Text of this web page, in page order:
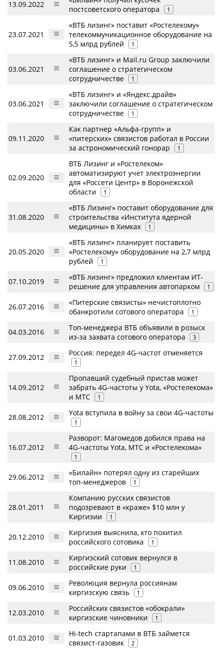
13.09.2022
постсоветского оператора
1
23.07.2021
«ВТБ лизинг» поставит «Ростелекому»
телекоммуникационное оборудование на
5,5 млрд рублей
1
03.06.2021
«ВТБ лизинг» и Mail.ru Group заключили
соглашение о стратегическом
сотрудничестве
1
03.06.2021
«ВТБ лизинг» и «Яндекс.драйв»
заключили соглашение о стратегическом
сотрудничестве
1
09.11.2020
Как партнер «Альфа-групп» и
«питерских» связистов работал в России
за астрономический гонорар
1
02.09.2020
ВТБ Лизинг и «Ростелеком»
автоматизируют учет электроэнергии
для «Россети Центр» в Воронежской
области
1
31.08.2020
«ВТБ Лизинг» поставит оборудование для
строительства «Института ядерной
медицины» в Химках
1
20.05.2020
«ВТБ лизинг» планирует поставить
«Ростелекому» оборудование на 2,7 млрд
рублей
1
07.10.2019
«ВТБ лизинг» предложил клиентам ИТ-
решение для управления автопарком
1
26.07.2016
«Питерские связисты» нечистоплотно
обанкротили сотового оператора
1
04.03.2016
Топ-менеджера ВТБ объявили в розыск
из-за захвата сотового оператора
3
27.09.2012 Россия: передел 4G-частот отменяется
1
14.09.2012
Пропавший судебный пристав может
забрать 4G-частоты у Yota, «Ростелекома»
и МТС
1
28.08.2012 Yota вступила в войну за свои 4G-частоты
1
16.07.2012
Разворот: Магомедов добился права на
4G-частоты Yota, МТС и «Ростелекома»
1
29.06.2012
«Билайн» потерял одну из старейших
топ-менеджеров
1
28.01.2011
Компанию русских связистов
подозревают в «краже» $10 млн у
Киргизии
1
20.12.2010
Киргизия выяснила, кто похитил
российского сотовика
1
11.08.2010
Киргизский сотовик вернулся в
российские руки
1
09.06.2010
Революция вернула россиянам
киргизскую связь
1
12.03.2010
Российских связистов «обокрали»
киргизские чиновники
1
01.03.2010
Hi-tech стартапами в ВТБ займется
связист-газовик
2